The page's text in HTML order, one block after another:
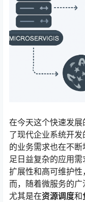
在今天这个快速发
了现代企业系统开
的业务需求也在不
足日益复杂的应用
扩展性和高可维护
而，随着微服务的广
尤其是在资源调度和